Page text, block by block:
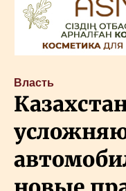
Власть